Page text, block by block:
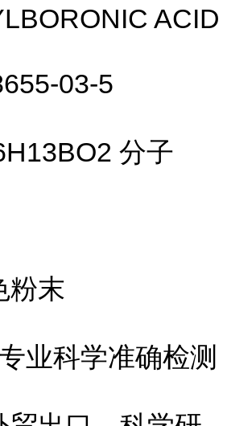
ACID
03-5
分子
粉末
业科学准确检测